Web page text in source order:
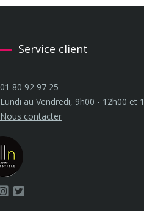
Service client
01 80 92 97 25
Lundi au Vendredi, 9h00 - 12h00 et
Nous contacter